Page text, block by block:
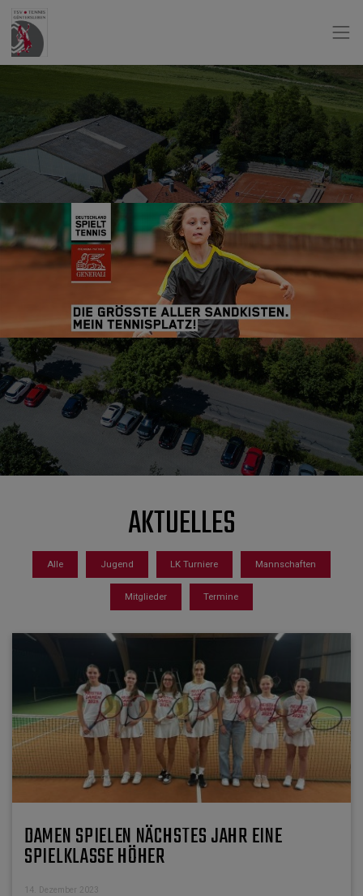
AKTUELLES
Alle Jugend LK Turniere Mannschaften
Mitglieder Termine
DAMEN SPIELEN NÄCHSTES JAHR EINE
SPIELKLASSE HÖHER
14. Dezember 2023